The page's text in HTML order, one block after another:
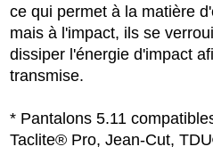
ce qui permet à la matière
mais à l'impact, ils se
dissiper l'énergie d'impact
transmise.
* Pantalons 5.11
Taclite® Pro, Jean-Cut,